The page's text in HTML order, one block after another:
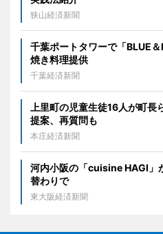
狭山経済新聞
千葉ポートタワーで「BLUE
焼き料理提供
千葉経済新聞
上里町の児童生徒16人が町
提案、再質問も
本庄経済新聞
河内小阪の「cuisine HAGI
替わりで
東大阪経済新聞